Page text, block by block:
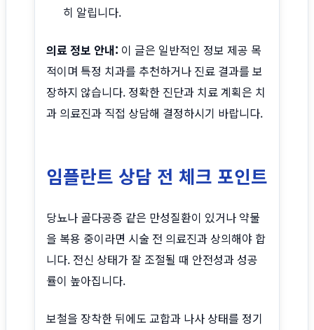
히 알립니다.
의료 정보 안내: 이 글은 일반적인 정보 제공 목
적이며 특정 치과를 추천하거나 진료 결과를 보
장하지 않습니다. 정확한 진단과 치료 계획은 치
과 의료진과 직접 상담해 결정하시기 바랍니다.
임플란트 상담 전 체크 포인트
당뇨나 골다공증 같은 만성질환이 있거나 약물
을 복용 중이라면 시술 전 의료진과 상의해야 합
니다. 전신 상태가 잘 조절될 때 안전성과 성공
률이 높아집니다.
보철을 장착한 뒤에도 교합과 나사 상태를 정기